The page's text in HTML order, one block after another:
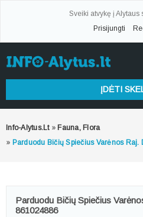
Sveiki atvykę į Alytaus
Prisijungti
ĮDĖTI
Info-Alytus.lt » Fauna, Flora
» Parduodu Bičių Spiečius Varėnos
Parduodu Bičių Spiečius
861024886